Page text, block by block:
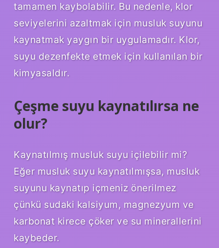
tamamen kaybolabilir. Bu nedenle, klor
seviyelerini azaltmak için musluk suyunu
kaynatmak yaygın bir uygulamadır. Klor,
suyu dezenfekte etmek için kullanılan bir
kimyasaldır.
Çeşme suyu kaynatılırsa ne
olur?
Kaynatılmış musluk suyu içilebilir mi?
Eğer musluk suyu kaynatılmışsa, musluk
suyunu kaynatıp içmeniz önerilmez
çünkü sudaki kalsiyum, magnezyum ve
karbonat kirece çöker ve su minerallerini
kaybeder.